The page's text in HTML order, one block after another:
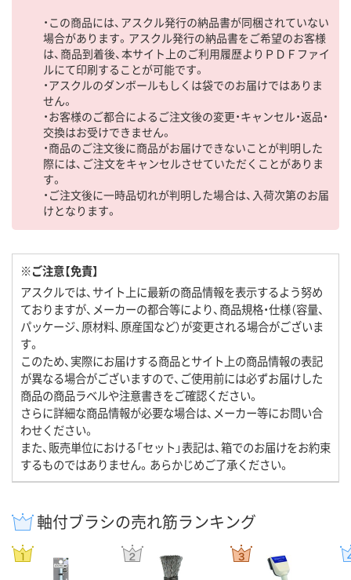
・この商品には、アスクル発行の納品書が同梱されていない
場合があります。アスクル発行の納品書をご希望のお客様
は、商品到着後、本サイト上のご利用履歴よりＰＤＦファイ
ルにて印刷することが可能です。
・アスクルのダンボールもしくは袋でのお届けではありま
せん。
・お客様のご都合によるご注文後の変更・キャンセル・返品・
交換はお受けできません。
・商品のご注文後に商品がお届けできないことが判明した
際には、ご注文をキャンセルさせていただくことがありま
す。
・ご注文後に一時品切れが判明した場合は、入荷次第のお届
けとなります。
※ご注意【免責】
アスクルでは、サイト上に最新の商品情報を表示するよう努め
ておりますが、メーカーの都合等により、商品規格・仕様（容量、
パッケージ、原材料、原産国など）が変更される場合がございま
す。
このため、実際にお届けする商品とサイト上の商品情報の表記
が異なる場合がございますので、ご使用前には必ずお届けした
商品の商品ラベルや注意書きをご確認ください。
さらに詳細な商品情報が必要な場合は、メーカー等にお問い合
わせください。
また、販売単位における「セット」表記は、箱でのお届けをお約束
するものではありません。あらかじめご了承ください。
軸付ブラシの売れ筋ランキング